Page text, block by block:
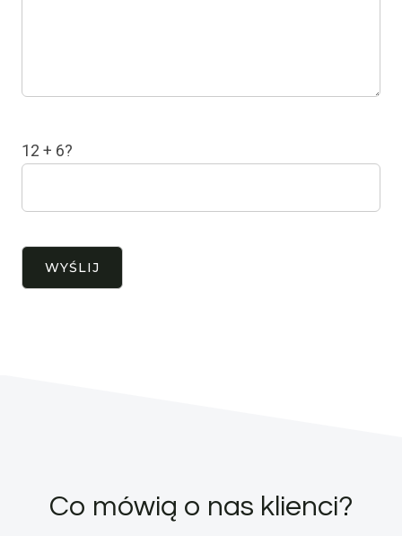
12 + 6?
Co mówią o nas klienci?